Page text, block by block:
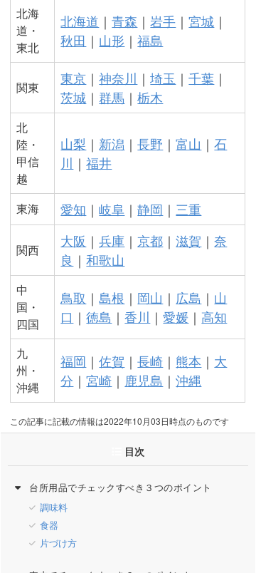
北海
道・
東北
北海道 ｜青森 ｜岩手 ｜宮城 ｜
秋田 ｜ 山形 ｜福島
関東
東京 ｜神奈川 ｜埼玉 ｜千葉 ｜
茨城 ｜ 群馬 ｜栃木
北
陸・
甲信
越
山梨 ｜ 新潟 ｜長野 ｜富山 ｜石
川 ｜福井
東海 愛知 ｜岐阜 ｜静岡 ｜ 三重
関西
大阪 ｜兵庫 ｜京都 ｜滋賀 ｜奈
良 ｜和歌山
中
国・
四国
鳥取 ｜島根 ｜ 岡山 ｜ 広島 ｜ 山
口 ｜徳島 ｜香川 ｜愛媛 ｜ 高知
九
州・
沖縄
福岡 ｜佐賀 ｜長崎 ｜ 熊本 ｜ 大
分 ｜宮崎 ｜ 鹿児島 ｜沖縄
この記事に記載の情報は2022年10月03日時点のものです
目次
台所用品でチェックすべき３つのポイント
調味料
食器
片づけ方